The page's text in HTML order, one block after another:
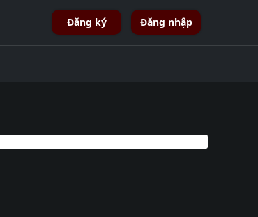
Đăng ký Đăng nhập